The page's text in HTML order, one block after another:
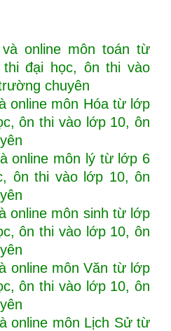
online môn toán từ
đại học, ôn thi vào
chuyên
online môn Hóa từ lớp
ôn thi vào lớp 10, ôn
online môn lý từ lớp 6
ôn thi vào lớp 10, ôn
online môn sinh từ lớp
ôn thi vào lớp 10, ôn
online môn Văn từ lớp
ôn thi vào lớp 10, ôn
online môn Lịch Sử từ